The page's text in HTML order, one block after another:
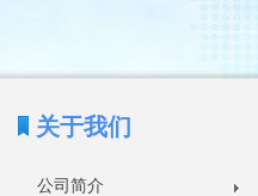
关于我们
公司简介